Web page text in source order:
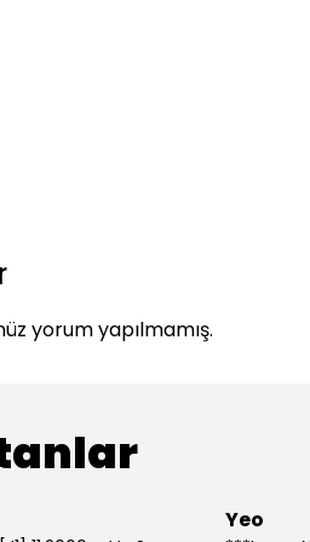
yorum yapılmamış.
Yeo